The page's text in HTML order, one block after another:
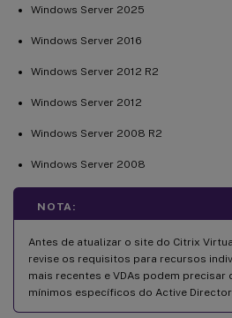
Windows Server 2025
Windows Server 2016
Windows Server 2012 R2
Windows Server 2012
Windows Server 2008 R2
Windows Server 2008
NOTA:
Antes de atualizar o site do Citrix
revise os requisitos para recursos
mais recentes e VDAs podem precisar
mínimos específicos do Active